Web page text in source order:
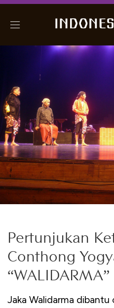
Pertunjukan
Conthong
“WALIDARMA”
Jaka Walidarma dibantu